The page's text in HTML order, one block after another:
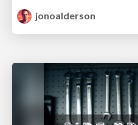
jonoalderson